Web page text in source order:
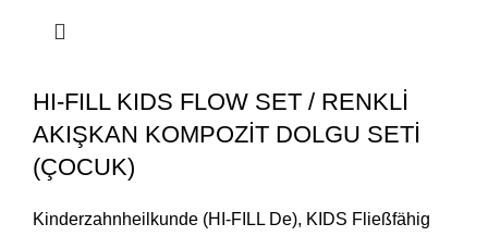
HI-FILL KIDS FLOW SET / RENKLİ
AKIŞKAN KOMPOZİT DOLGU SETİ
(ÇOCUK)
Kinderzahnheilkunde (HI-FILL De), KIDS Fließfähig